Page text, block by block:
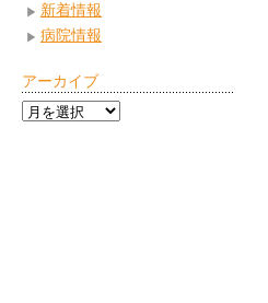
新着情報
病院情報
アーカイブ
ア